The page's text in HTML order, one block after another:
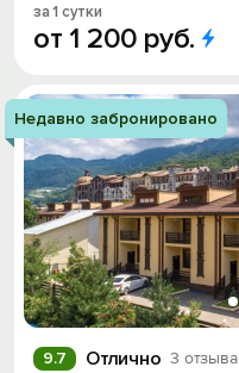
за 1 сутки
от 1 200 руб.
Недавно забронировано
Отлично 3 отзыва
9.7